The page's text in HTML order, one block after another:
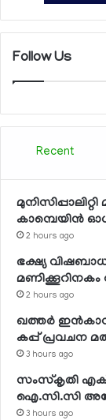
Follow Us
Recent
കാമ്പെയിന്‍
2 hours ago
ഭക്ഷ്യ
മണിക്കൂറിനകം
2 hours ago
ഖത്തര്‍ ഇന്‍കാസ്
കപ്പ് പ്രവചന
3 hours ago
സംസ്‌കൃതി
ഐ.സി.സി
3 hours ago